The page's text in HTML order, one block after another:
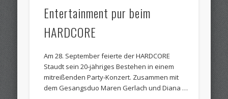
Entertainment pur beim
HARDCORE
Am 28. September feierte der HARDCORE
Staudt sein 20-jähriges Bestehen in einem
mitreißenden Party-Konzert. Zusammen mit
dem Gesangsduo Maren Gerlach und Diana …